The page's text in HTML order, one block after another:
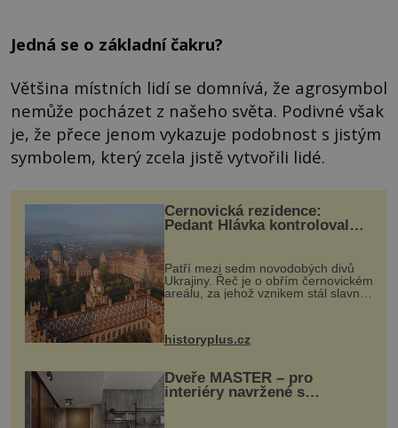
Jedná se o základní čakru?
Většina místních lidí se domnívá, že agrosymbol
nemůže pocházet z našeho světa. Podivné však
je, že přece jenom vykazuje podobnost s jistým
symbolem, který zcela jistě vytvořili lidé.
Černovická rezidence:
Pedant Hlávka kontroloval
Patří mezi sedm novodobých divů
Ukrajiny. Řeč je o obřím černovickém
areálu, za jehož vznikem stál slavný
český architekt Josef Hlávka. Ten si
na něm dal mimořádně záležet. Jeho
stavební plány by při ...
historyplus.cz
Dveře MASTER – pro
interiéry navržené s
rozumem i vášní!